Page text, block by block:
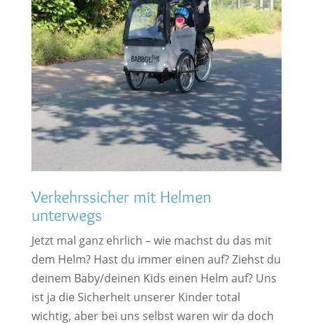
Verkehrssicher mit Helmen
unterwegs
Jetzt mal ganz ehrlich – wie machst du das mit
dem Helm? Hast du immer einen auf? Ziehst du
deinem Baby/deinen Kids einen Helm auf? Uns
ist ja die Sicherheit unserer Kinder total
wichtig, aber bei uns selbst waren wir da doch